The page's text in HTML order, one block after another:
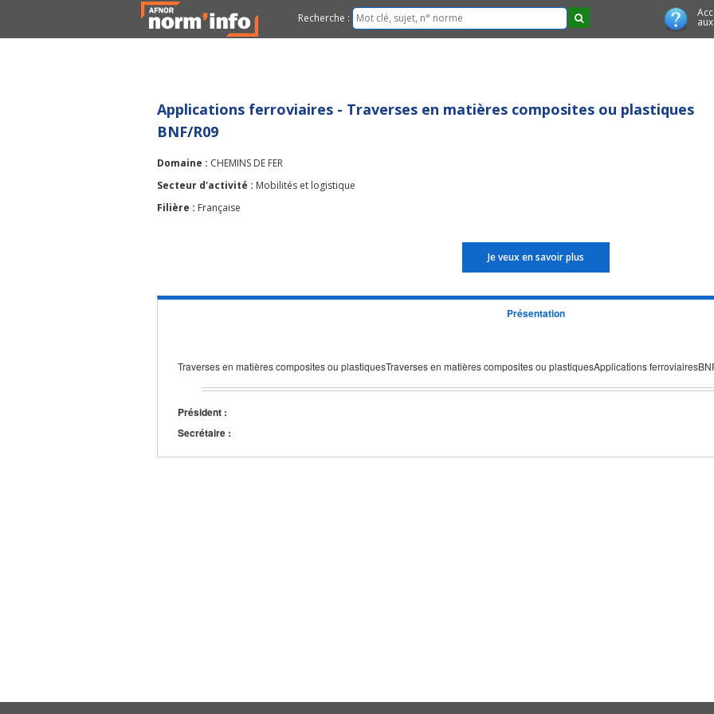
Recherche :
Applications ferroviaires - Traverses en matières composites ou plastiques
BNF/R09
Domaine : CHEMINS DE FER
Secteur d'activité : Mobilités et logistique
Filière : Française
Je veux en savoir plus
Présentation
Traverses en matières composites ou plastiquesTraverses en matières composites ou plastiquesApplications
Président :
Secrétaire :